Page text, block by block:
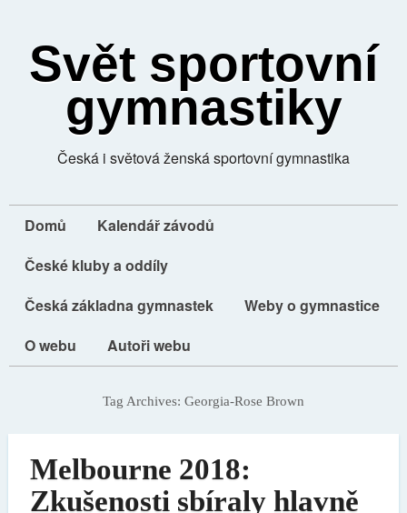
Svět sportovní
gymnastiky
Česká i světová ženská sportovní gymnastika
Domů
Kalendář závodů
České kluby a oddíly
Česká základna gymnastek
Weby o gymnastice
O webu
Autoři webu
Tag Archives: Georgia-Rose Brown
Melbourne 2018:
Zkušenosti sbíraly hlavně